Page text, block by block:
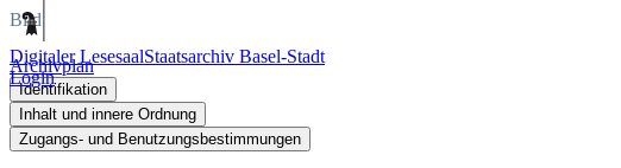
Digitaler LesesaalStaatsarchiv Basel-Stadt
Login
Bild
Archivplan
Identifikation
Inhalt und innere Ordnung
Zugangs- und Benutzungsbestimmungen